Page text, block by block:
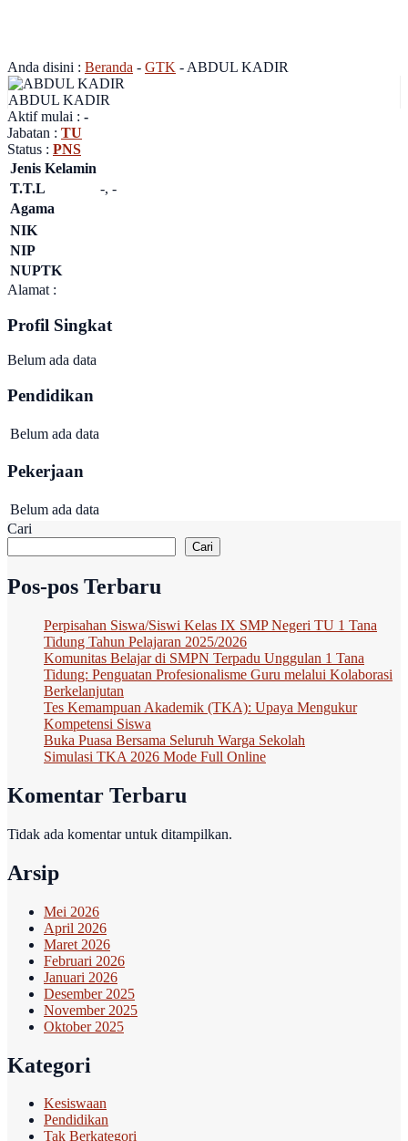
Anda disini : Beranda - GTK - ABDUL KADIR
ABDUL KADIR
Aktif mulai : -
Jabatan : TU
Status : PNS
Jenis Kelamin
T.T.L
-, -
Agama
NIK
NIP
NUPTK
Alamat :
Profil Singkat
Belum ada data
Pendidikan
Belum ada data
Pekerjaan
Belum ada data
Cari
Cari
Pos-pos Terbaru
Perpisahan Siswa/Siswi Kelas IX SMP Negeri TU 1 Tana
Tidung Tahun Pelajaran 2025/2026
Komunitas Belajar di SMPN Terpadu Unggulan 1 Tana
Tidung: Penguatan Profesionalisme Guru melalui Kolaborasi
Berkelanjutan
Tes Kemampuan Akademik (TKA): Upaya Mengukur
Kompetensi Siswa
Buka Puasa Bersama Seluruh Warga Sekolah
Simulasi TKA 2026 Mode Full Online
Komentar Terbaru
Tidak ada komentar untuk ditampilkan.
Arsip
Mei 2026
April 2026
Maret 2026
Februari 2026
Januari 2026
Desember 2025
November 2025
Oktober 2025
Kategori
Kesiswaan
Pendidikan
Tak Berkategori